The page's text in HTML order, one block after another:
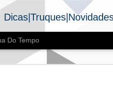
Do Tempo